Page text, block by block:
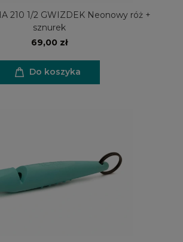
210 1/2 GWIZDEK Neonowy róż +
sznurek
69,00 zł
Do koszyka